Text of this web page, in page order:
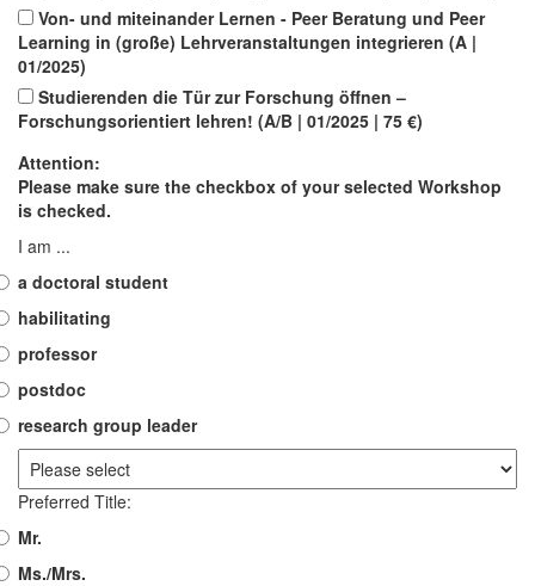
Von- und miteinander Lernen - Peer Beratung und Peer
Learning in (große) Lehrveranstaltungen integrieren (A |
01/2025)
Studierenden die Tür zur Forschung öffnen –
Forschungsorientiert lehren! (A/B | 01/2025 | 75 €)
Attention:
Please make sure the checkbox of your selected Workshop
is checked.
I am ...
a doctoral student
habilitating
professor
postdoc
research group leader
Preferred Title:
Mr.
Ms./Mrs.